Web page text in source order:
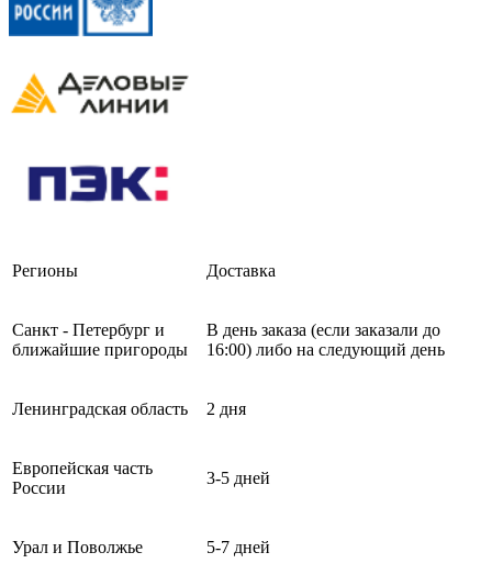
Регионы Доставка
Санкт - Петербург и
ближайшие пригороды
В день заказа (если заказали до
16:00) либо на следующий день
Ленинградская область 2 дня
Европейская часть
России
3-5 дней
Урал и Поволжье 5-7 дней